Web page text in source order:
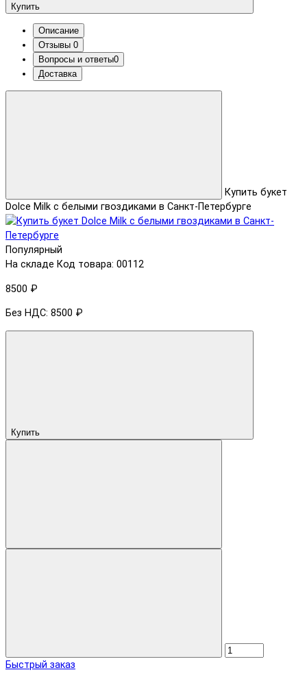
Купить
Описание
Отзывы 0
Вопросы и ответы0
Доставка
Купить букет
Dolce Milk с белыми гвоздиками в Санкт-Петербурге
Популярный
На складе Код товара: 00112
8500 ₽
Без НДС: 8500 ₽
Купить
Быстрый заказ